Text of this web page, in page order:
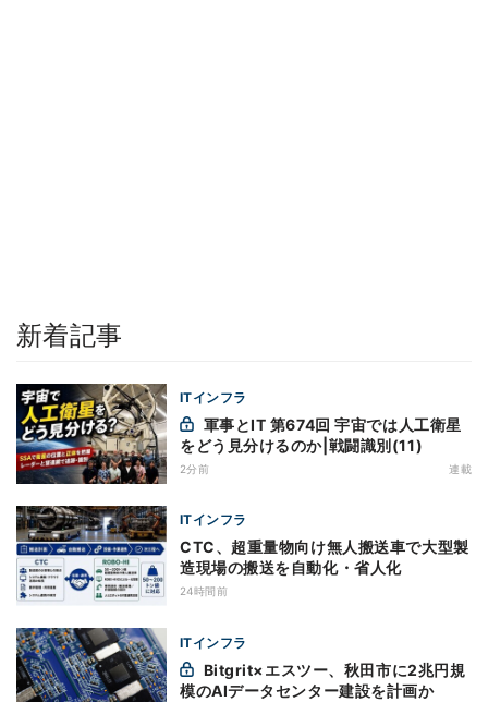
新着記事
ITインフラ
をどう見分けるのか|戦闘識別(11)
2分前 連載
ITインフラ
CTC、超重量物向け無人搬送車で大型製
造現場の搬送を自動化・省人化
24時間前
ITインフラ
模のAIデータセンター建設を計画か